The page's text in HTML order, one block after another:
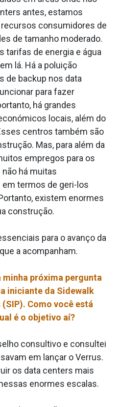
antes, estamos
consumidores de
de tamanho moderado.
tarifas de energia e água
lá. Há a poluição
de backup nos data
para fazer
há grandes
locais, além do
centros também são
Mas, para além da
empregos para os
há muitas
termos de geri-los
existem enormes
construção.
para o avanço da
a acompanham.
próxima pergunta
iniciante da Sidewalk
Como você está
é o objetivo aí?
consultivo e consultei
em lançar o Verrus.
os data centers mais
enormes escalas.